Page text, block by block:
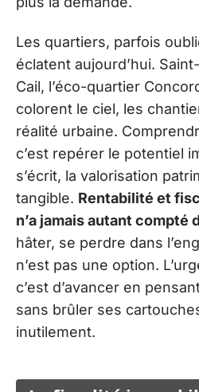
Les quartiers, parfois
éclatent aujourd’hui.
Cail, l’éco-quartier
colorent le ciel, les
réalité urbaine.
c’est repérer le potentiel
s’écrit, la valorisation
tangible. Rentabilité et
n’a jamais autant compté
hâter, se perdre dans
n’est pas une option.
c’est d’avancer en
sans brûler ses
inutilement.